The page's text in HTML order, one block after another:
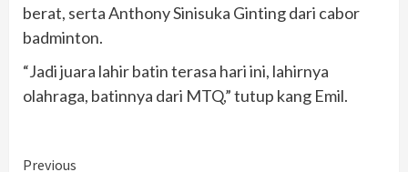
berat, serta Anthony Sinisuka Ginting dari cabor
badminton.
“Jadi juara lahir batin terasa hari ini, lahirnya
olahraga, batinnya dari MTQ,” tutup kang Emil.
Previous